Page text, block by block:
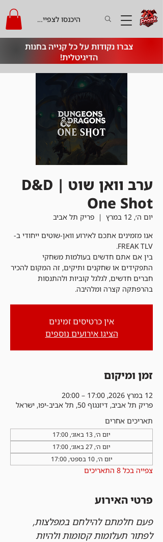
צברו נקודות על כל קנייה בחנות
הדיגיטלית!
היכנסו לצפייה בקרדיט
ערב וואן שוט | D&D
One Shot
יום ה׳, 12 במרץ
  |
פריק תל אביב
אנו מזמינים אתכם לאירוע וואן-שוטים ייחודי ב-
בין אם אתם חדשים בעולמות משחקי
התפקידים או שחקנים ותיקים, זה המקום להכיר
חברים חדשים, לגלגל קוביות ולהתנסות
בהרפתקה קצרה ומלהיבה.
אין כרטיסים זמינים
הציגו אירועים נוספים
זמן ומיקום
12 במרץ 2026, 17:00 – 20:00
פריק תל אביב, דיזנגוף 50, תל אביב-יפו, ישראל
תאריכים אחרים
יום ה׳, 13 באוג׳, 17:00
יום ה׳, 27 באוג׳, 17:00
יום ה׳, 10 בספט׳, 17:00
צפייה בכל 8 התאריכים
פרטי האירוע
פעם חלמתם להילחם במפלצות,
לפתור תעלומות קסומות ולהיות